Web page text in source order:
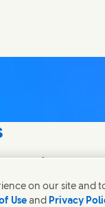
vårt intresse
on our site and
Use and Privacy